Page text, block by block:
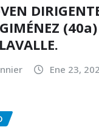
(40a)
Ene 23,